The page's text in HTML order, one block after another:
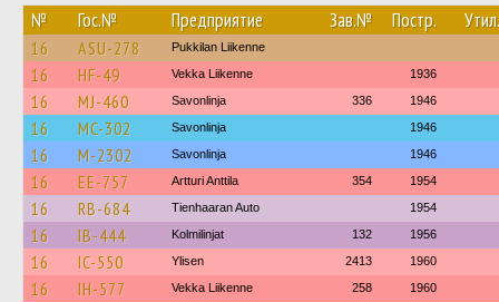
№ Гос.№ Предприятие Зав.№ Постр. Утил.
16 ASU-278 Pukkilan Liikenne
16 HF-49 Vekka Liikenne 1936
16 MJ-460 Savonlinja 336 1946
16 MC-302 Savonlinja 1946
16 M-2302 Savonlinja 1946
16 EE-757 Artturi Anttila 354 1954
16 RB-684 Tienhaaran Auto 1954
16 IB-444 Kolmilinjat 132 1956
16 IC-550 Ylisen 2413 1960
16 IH-577 Vekka Liikenne 258 1960